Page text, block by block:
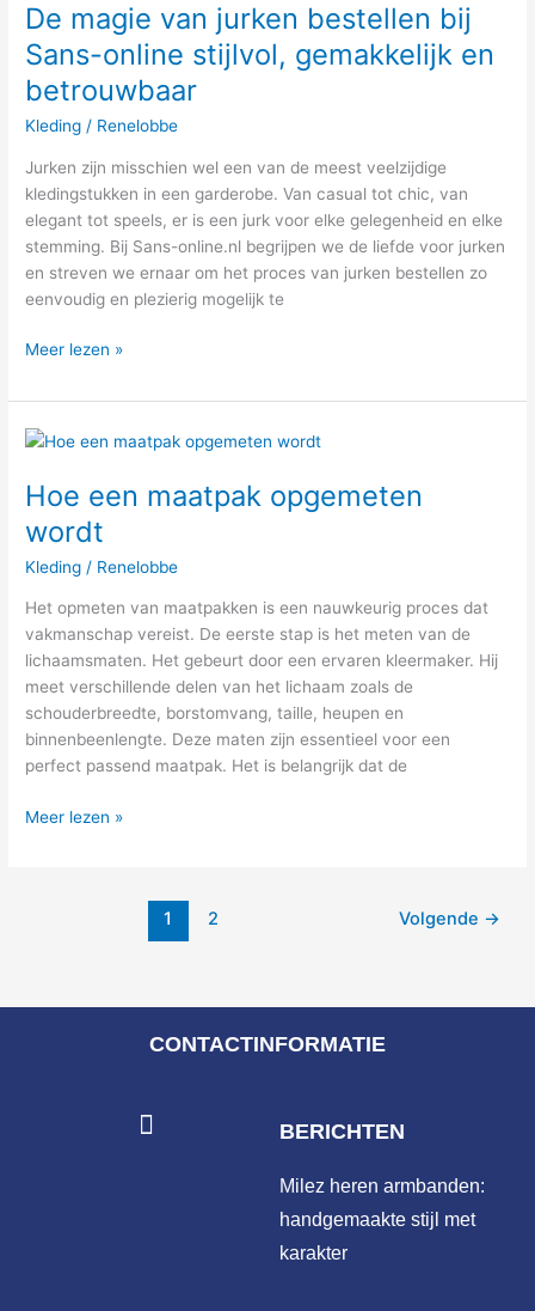
De magie van jurken bestellen bij
Sans-online stijlvol, gemakkelijk en
betrouwbaar
Kleding / Renelobbe
Jurken zijn misschien wel een van de meest veelzijdige
kledingstukken in een garderobe. Van casual tot chic, van
elegant tot speels, er is een jurk voor elke gelegenheid en elke
stemming. Bij Sans-online.nl begrijpen we de liefde voor jurken
en streven we ernaar om het proces van jurken bestellen zo
eenvoudig en plezierig mogelijk te
jurken
bestellen
bij
Sans-
online
gemakkelijk
en
betrouwbaar
Meer lezen »
Hoe een maatpak opgemeten
wordt
Kleding / Renelobbe
Het opmeten van maatpakken is een nauwkeurig proces dat
vakmanschap vereist. De eerste stap is het meten van de
lichaamsmaten. Het gebeurt door een ervaren kleermaker. Hij
meet verschillende delen van het lichaam zoals de
schouderbreedte, borstomvang, taille, heupen en
binnenbeenlengte. Deze maten zijn essentieel voor een
perfect passend maatpak. Het is belangrijk dat de
Hoe
maatpak
opgemeten
wordt
Meer lezen »
1 2 Volgende →
CONTACTINFORMATIE
BERICHTEN
Milez heren armbanden:
handgemaakte stijl met
karakter